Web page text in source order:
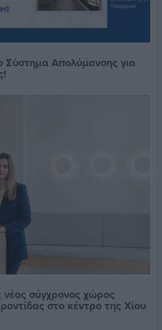
Σύστημα Απολύμανσης για
σύγχρονος χώρος
στο κέντρο της Χίου